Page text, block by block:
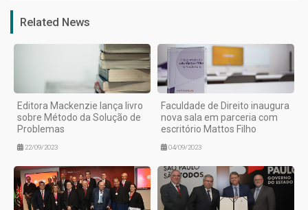
Related News
Editora Mackenzie lança livro
sobre Método da Solução de
Problemas
22/09/2023
Faculdade de Direito inaugura
nova sala em parceria com
escritório Mattos Filho
04/09/2023